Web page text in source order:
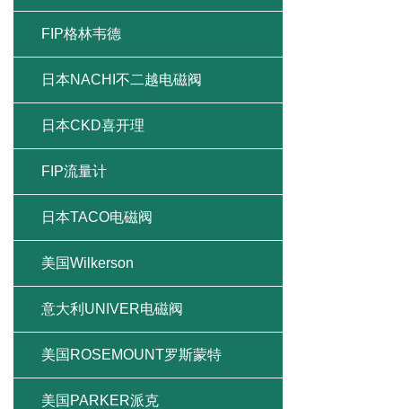
FIP格林韦德
日本NACHI不二越电磁阀
日本CKD喜开理
FIP流量计
日本TACO电磁阀
美国Wilkerson
意大利UNIVER电磁阀
美国ROSEMOUNT罗斯蒙特
美国PARKER派克